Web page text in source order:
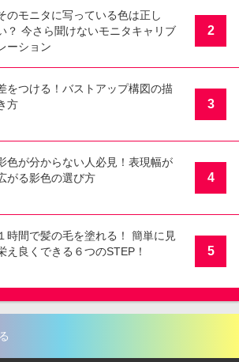
のモニタに写っている色は正し
？ 今さら聞けないモニタキャリブ
ーション
2
をつける！バストアップ構図の描
方
3
色が分からない人必見！表現幅が
がる影色の選び方
4
１時間で髪の毛を塗れる！ 簡単に見
え良くできる６つのSTEP！
5